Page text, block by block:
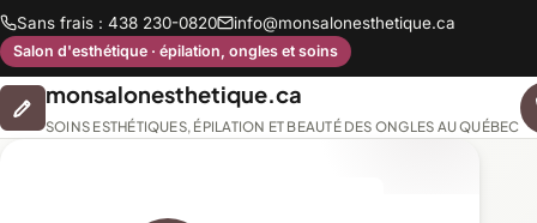
Sans frais : 438 230-0820 info@monsalonesthetique.ca
Salon d'esthétique · épilation, ongles et soins
monsalonesthetique.ca
SOINS ESTHÉTIQUES, ÉPILATION ET BEAUTÉ DES ONGLES AU QUÉBEC